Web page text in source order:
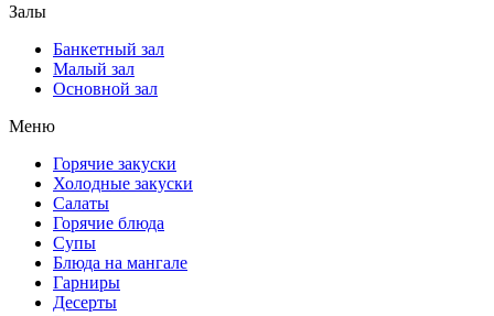
Залы
Банкетный зал
Малый зал
Основной зал
Меню
Горячие закуски
Холодные закуски
Салаты
Горячие блюда
Супы
Блюда на мангале
Гарниры
Десерты